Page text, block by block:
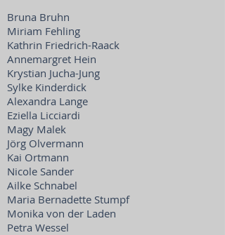
Bruna Bruhn
Miriam Fehling
Kathrin Friedrich-Raack
Annemargret Hein
Krystian Jucha-Jung
Sylke Kinderdick
Alexandra Lange
Eziella Licciardi
Magy Malek
Jörg Olvermann
Kai Ortmann
Nicole Sander
Ailke Schnabel
Maria Bernadette Stumpf
Monika von der Laden
Petra Wessel